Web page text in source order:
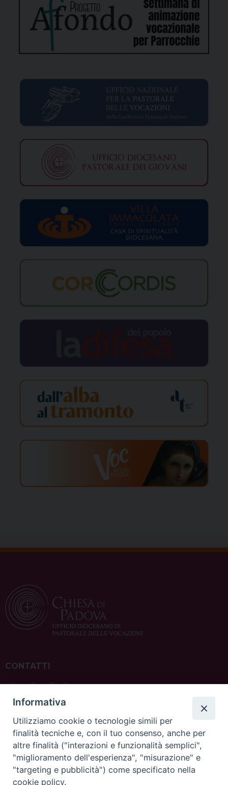
CONTATTI
ufficio: Casa Pio X
via Bonporti, 20 – 35141 Padova
tel: +39 351 619 2354
e mail:ufficiovocazionipadova@gmail.com
sede: Casa Sant'Andrea
Informativa
Utilizziamo cookie o tecnologie simili per
finalità tecniche e, con il tuo consenso, anche per
altre finalità ("interazioni e funzionalità semplici",
"miglioramento dell'esperienza", "misurazione" e
"targeting e pubblicità") come specificato nella
cookie policy.